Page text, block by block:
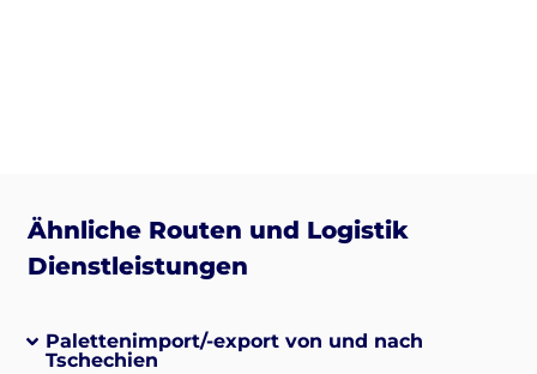
Ähnliche Routen und Logistik
Dienstleistungen
Palettenimport/-export von und nach
Tschechien